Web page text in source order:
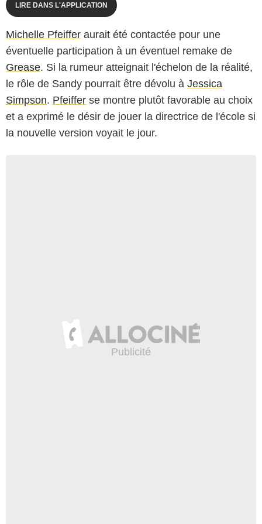
LIRE DANS L'APPLICATION
Michelle Pfeiffer aurait été contactée pour une
éventuelle participation à un éventuel remake de
Grease. Si la rumeur atteignait l'échelon de la réalité,
le rôle de Sandy pourrait être dévolu à Jessica
Simpson. Pfeiffer se montre plutôt favorable au choix
et a exprimé le désir de jouer la directrice de l'école si
la nouvelle version voyait le jour.